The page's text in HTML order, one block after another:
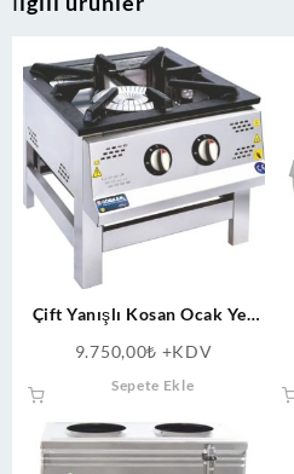
Çift Yanışlı Kosan Ocak Yer
9.750,00₺ +KDV
Sepete Ekle